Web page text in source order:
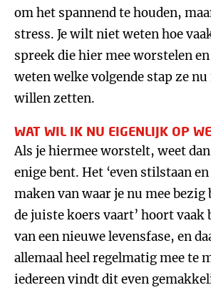
om het spannend te houden,
stress. Je wilt niet weten hoe
spreek die hier mee worstelen
weten welke volgende stap ze
willen zetten.
WAT WIL IK NU EIGENLIJK OP
Als je hiermee worstelt, weet
enige bent. Het ‘even stilstaan
maken van waar je nu mee bezig
de juiste koers vaart’ hoort vaak
van een nieuwe levensfase, en
allemaal heel regelmatig mee te
iedereen vindt dit even